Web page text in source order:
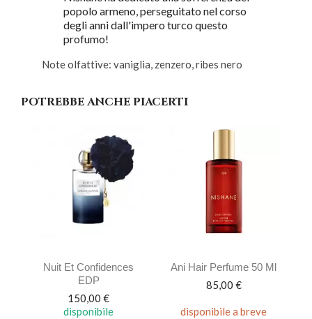
popolo armeno, perseguitato nel corso
degli anni dall'impero turco questo
profumo!
Note olfattive: vaniglia, zenzero, ribes nero
POTREBBE ANCHE PIACERTI
Nuit Et Confidences
EDP
Prezzo
150,00 €
disponibile
Ani Hair Perfume 50 Ml
Prezzo
85,00 €
disponibile a breve